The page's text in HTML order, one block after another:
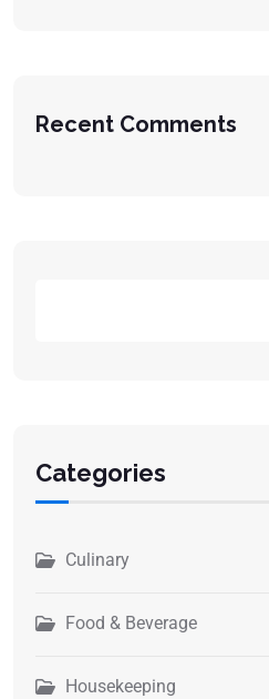
Recent Comments
Categories
Culinary
Food & Beverage
Housekeeping